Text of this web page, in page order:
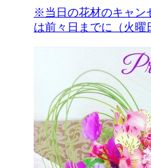
※当日の花材のキャン
は前々日までに（火曜